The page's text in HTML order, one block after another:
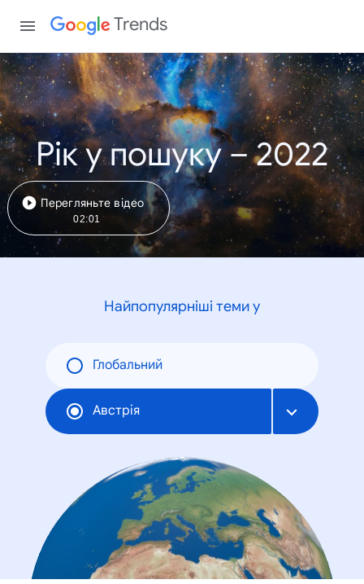
Trends
Рік у пошуку – 2022
Перегляньте відео
02:01
Найпопулярніші теми у
Глобальний
Австрія